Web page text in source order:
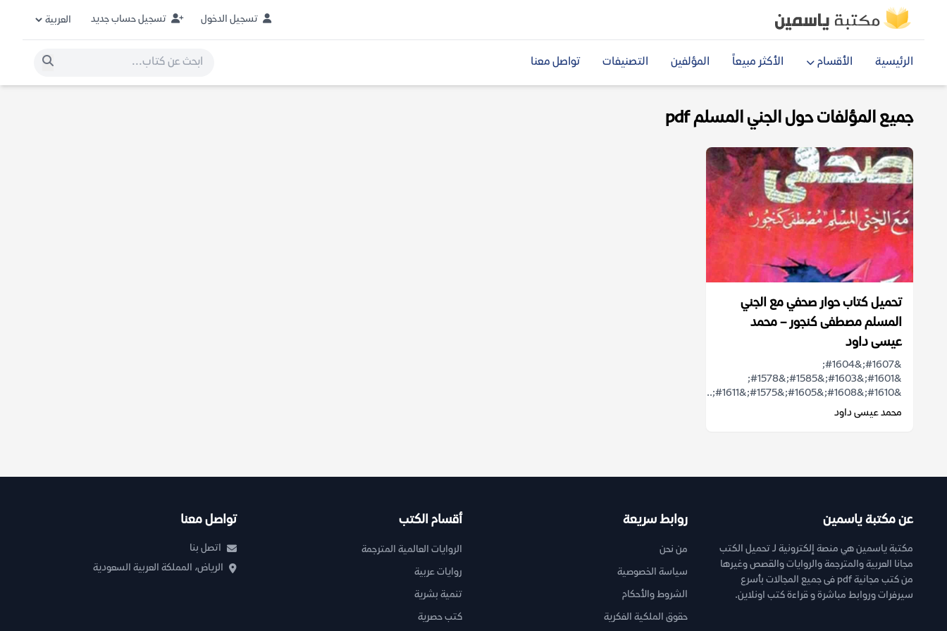
تسجيل الدخول تسجيل حساب جديد
الرئيسية الأقسام الأكثر مبيعاً المؤلفين التصنيفات تواصل معنا
جميع المؤلفات حول الجني المسلم pdf
تحميل كتاب حوار صحفي مع الجني
المسلم مصطفى كنجور – محمد
عيسى داود
&#1607;&#1604;
&#1601;&#1603;&#1585;&#1578;
&#1610;&#1608;&#1605;&#1575;&#1611;...
محمد عيسى داود
عن مكتبة ياسمين
مكتبة ياسمين هي منصة إلكترونية لـ تحميل الكتب
مجانا العربية والمترجمة والروايات والقصص وغيرها
من كتب مجانية pdf فى جميع المجالات بأسرع
سيرفرات وروابط مباشرة و قراءة كتب اونلاين.
روابط سريعة
من نحن
سياسة الخصوصية
الشروط والأحكام
حقوق الملكية الفكرية
أقسام الكتب
الروايات العالمية المترجمة
روايات عربية
تنمية بشرية
كتب حصرية
تواصل معنا
اتصل بنا
الرياض، المملكة العربية السعودية